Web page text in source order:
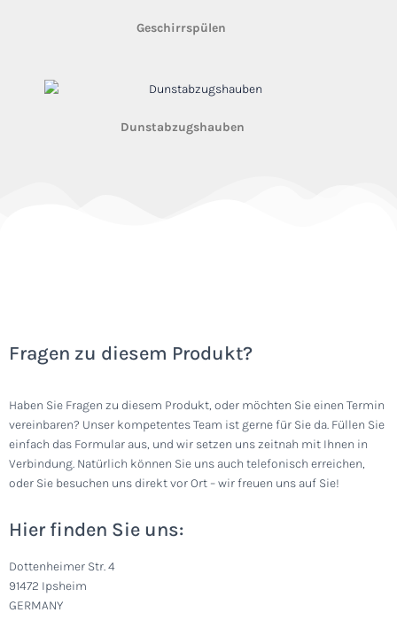
Geschirrspülen
Dunstabzugshauben
Fragen zu diesem Produkt?
Haben Sie Fragen zu diesem Produkt, oder möchten Sie einen Termin
vereinbaren? Unser kompetentes Team ist gerne für Sie da. Füllen Sie
einfach das Formular aus, und wir setzen uns zeitnah mit Ihnen in
Verbindung. Natürlich können Sie uns auch telefonisch erreichen,
oder Sie besuchen uns direkt vor Ort – wir freuen uns auf Sie!
Hier finden Sie uns:
Dottenheimer Str. 4
91472 Ipsheim
GERMANY